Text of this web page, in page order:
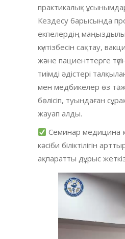
практикалық
Кездесу барысында
екпелердің
күнтізбесін сақтау,
және пациенттерге
тиімді әдістері
мен медбикелер өз
бөлісіп, туындаған
жауап алды.
Семинар медицина
кәсіби біліктілігін
ақпаратты дұрыс